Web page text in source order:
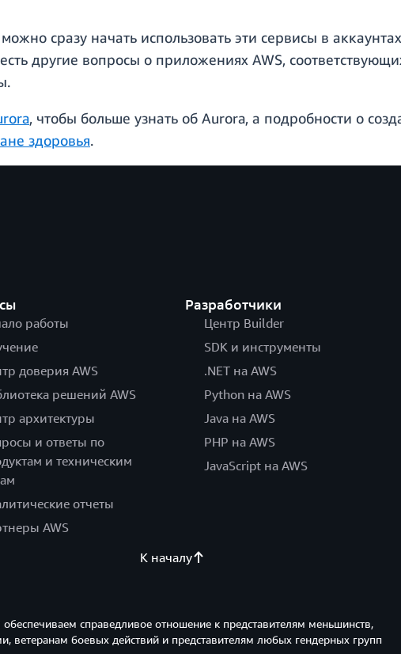
сразу начать использовать эти сервисы в
другие вопросы о приложениях AWS,
, чтобы больше узнать об Aurora, а подробности о
здоровья.
работы
доверия AWS
решений AWS
архитектуры
и ответы по
и техническим
отчеты
AWS
Разработчики
Центр Builder
SDK и инструменты
.NET на AWS
Python на AWS
Java на AWS
PHP на AWS
JavaScript на AWS
К началу
справедливое отношение к представителям меньшинств,
боевых действий и представителям любых гендерных групп